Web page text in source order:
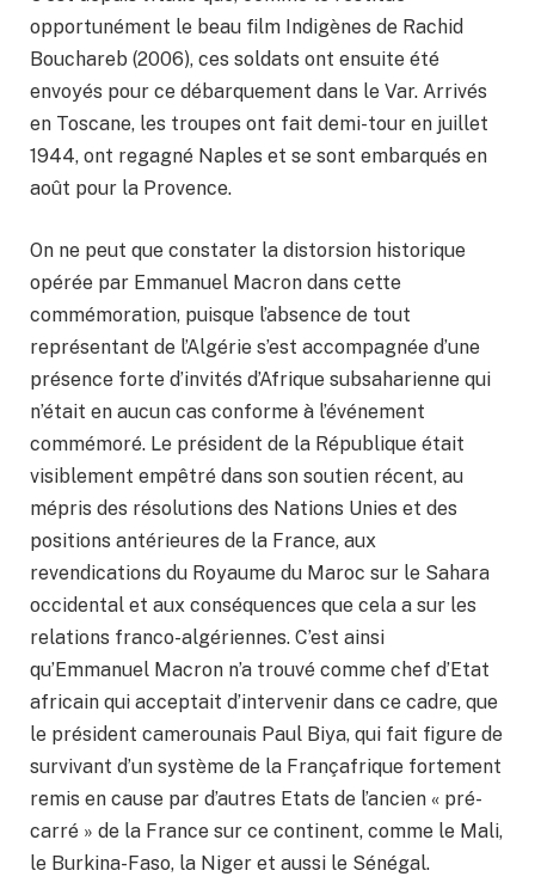
opportunément le beau film Indigènes de Rachid
Bouchareb (2006), ces soldats ont ensuite été
envoyés pour ce débarquement dans le Var. Arrivés
en Toscane, les troupes ont fait demi-tour en juillet
1944, ont regagné Naples et se sont embarqués en
août pour la Provence.
On ne peut que constater la distorsion historique
opérée par Emmanuel Macron dans cette
commémoration, puisque l’absence de tout
représentant de l’Algérie s’est accompagnée d’une
présence forte d’invités d’Afrique subsaharienne qui
n’était en aucun cas conforme à l’événement
commémoré. Le président de la République était
visiblement empêtré dans son soutien récent, au
mépris des résolutions des Nations Unies et des
positions antérieures de la France, aux
revendications du Royaume du Maroc sur le Sahara
occidental et aux conséquences que cela a sur les
relations franco-algériennes. C’est ainsi
qu’Emmanuel Macron n’a trouvé comme chef d’Etat
africain qui acceptait d’intervenir dans ce cadre, que
le président camerounais Paul Biya, qui fait figure de
survivant d’un système de la Françafrique fortement
remis en cause par d’autres Etats de l’ancien « pré-
carré » de la France sur ce continent, comme le Mali,
le Burkina-Faso, la Niger et aussi le Sénégal.